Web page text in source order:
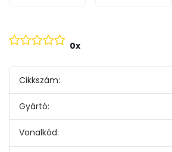
0x
Cikkszám:
Gyártó:
Vonalkód: